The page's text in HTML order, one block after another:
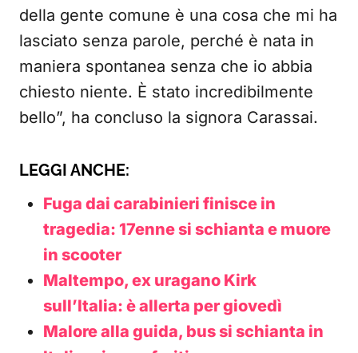
della gente comune è una cosa che mi ha
lasciato senza parole, perché è nata in
maniera spontanea senza che io abbia
chiesto niente. È stato incredibilmente
bello”, ha concluso la signora Carassai.
LEGGI ANCHE:
Fuga dai carabinieri finisce in
tragedia: 17enne si schianta e muore
in scooter
Maltempo, ex uragano Kirk
sull’Italia: è allerta per giovedì
Malore alla guida, bus si schianta in